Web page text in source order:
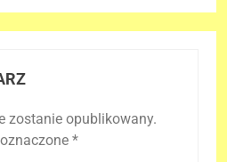
zostanie opublikowany.
*